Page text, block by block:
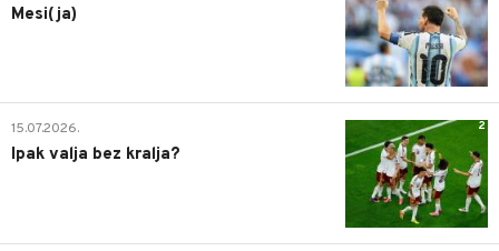
Mesi(ja)
2
15.07.2026.
Ipak valja bez kralja?